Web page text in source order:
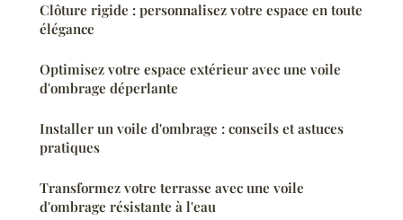
Clôture rigide : personnalisez votre espace en toute
élégance
Optimisez votre espace extérieur avec une voile
d'ombrage déperlante
Installer un voile d'ombrage : conseils et astuces
pratiques
Transformez votre terrasse avec une voile
d'ombrage résistante à l'eau